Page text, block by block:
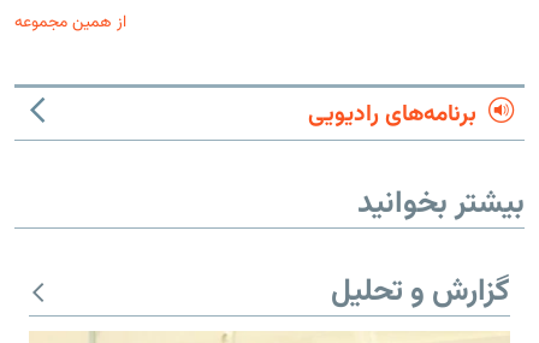
از همین مجموعه
برنامه‌های رادیویی
بیشتر بخوانید
گزارش و تحلیل